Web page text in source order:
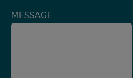
MESSAGE